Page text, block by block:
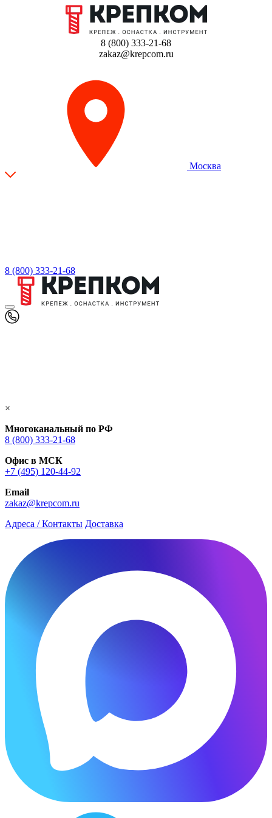
8 (800) 333-21-68
zakaz@krepcom.ru
Москва
8 (800) 333-21-68
×
Многоканальный по РФ
8 (800) 333‑21-68
Офис в МСК
+7 (495) 120-44-92
Email
zakaz@krepcom.ru
Адреса / Контакты Доставка